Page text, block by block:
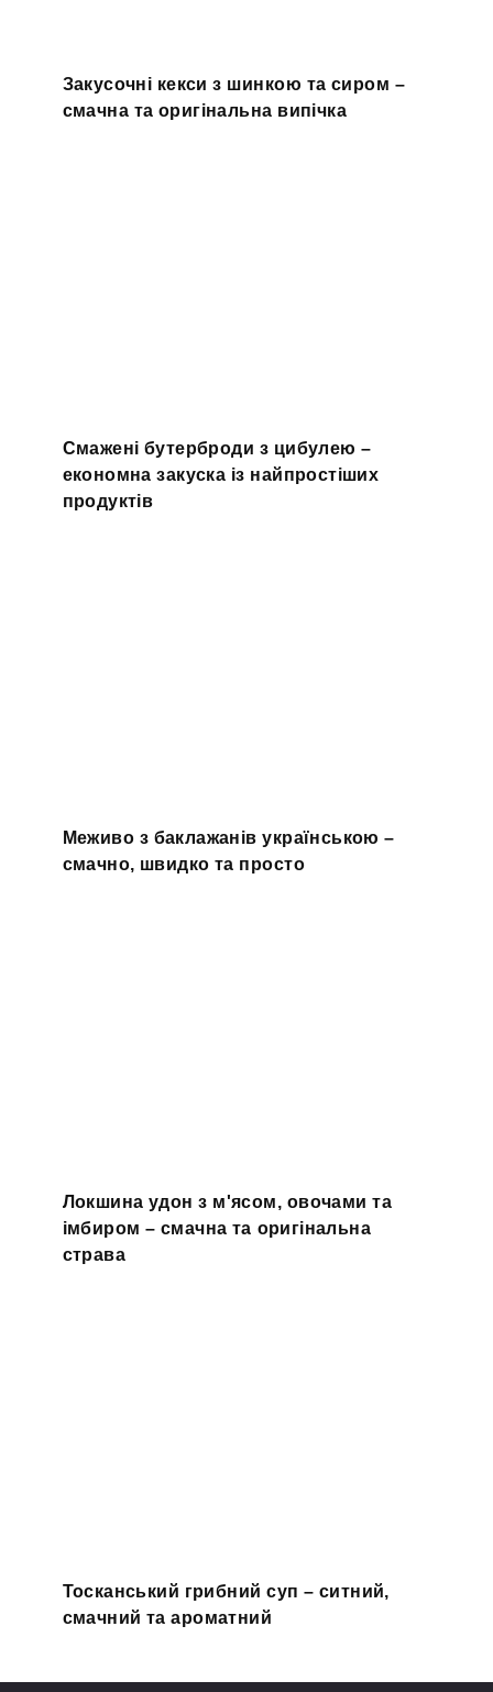
Закусочні кекси з шинкою та сиром –
смачна та оригінальна випічка
Смажені бутерброди з цибулею –
економна закуска із найпростіших
продуктів
Меживо з баклажанів українською –
смачно, швидко та просто
Локшина удон з м'ясом, овочами та
імбиром – смачна та оригінальна
страва
Тосканський грибний суп – ситний,
смачний та ароматний